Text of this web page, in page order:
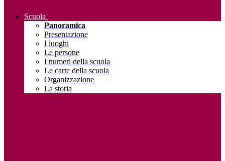
Scuola
Panoramica
Presentazione
I luoghi
Le persone
I numeri della scuola
Le carte della scuola
Organizzazione
La storia